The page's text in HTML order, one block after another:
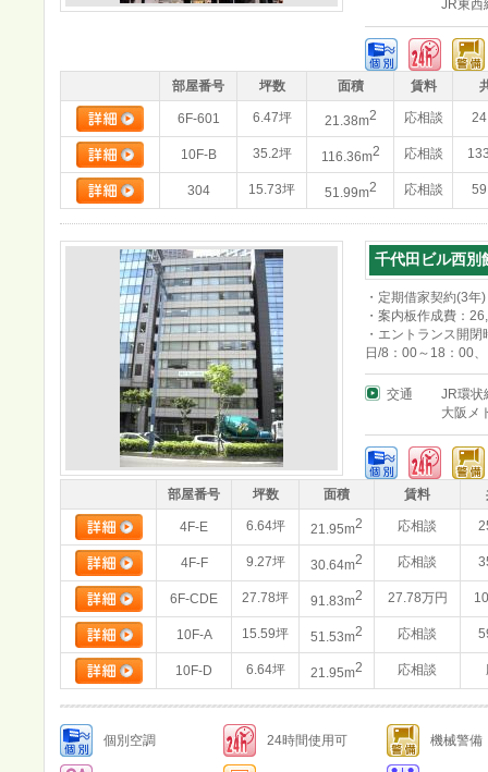
JR東西
部屋番号 坪数 面積 賃料
6F-601 6.47坪 21.38m2 応相談
10F-B 35.2坪 116.36m2 応相談
304 15.73坪 51.99m2 応相談
千代田ビル西別
・定期借家契約(3年)
・案内板作成費：
・エントランス開
日/8：00～18：00
交通
JR環状
大阪メ
部屋番号 坪数 面積 賃料
4F-E 6.64坪 21.95m2 応相談
4F-F 9.27坪 30.64m2 応相談
6F-CDE 27.78坪 91.83m2 27.78万円
10F-A 15.59坪 51.53m2 応相談
10F-D 6.64坪 21.95m2 応相談
個別空調 24時間使用可 機械警備